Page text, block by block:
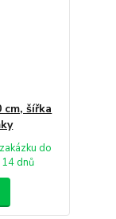
šířka
do
14 dnů